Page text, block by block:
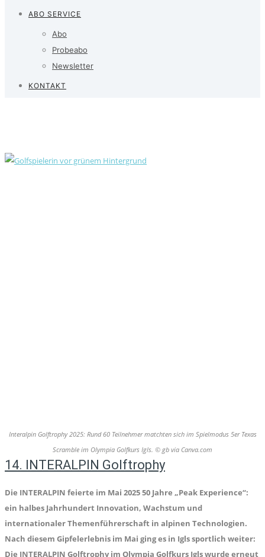
ABO SERVICE
Abo
Probeabo
Newsletter
KONTAKT
Interalpin Golftrophy 2025: Rund 60 Teilnehmer matchten sich im Spielmodus 5er Texas
Scramble im Olympia Golfkurs Igls. © gb via Canva.com
14. INTERALPIN Golftrophy
Die INTERALPIN feierte im Mai 2025 50 Jahre „Peak Experience“:
ein halbes Jahrhundert Innovation, Wachstum und
internationaler Themenführerschaft in alpinen Technologien.
Nach diesem Gipfelerlebnis im Mai ging es in Igls sportlich weiter:
Die INTERALPIN Golftrophy im Olympia Golfkurs Igls wurde erneut